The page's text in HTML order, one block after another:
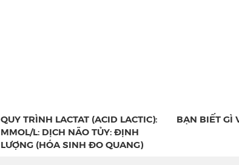
QUY TRÌNH LACTAT (ACID LACTIC):
MMOL/L: DỊCH NÃO TỦY: ĐỊNH
LƯỢNG (HÓA SINH ĐO QUANG)
BẠN BIẾT GÌ